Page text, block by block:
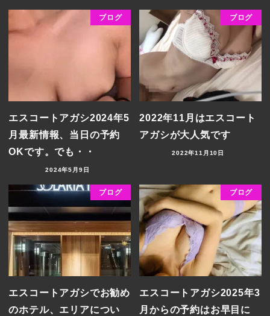
ブログ
エスコートアガシ2024年5
月最新情報、当日の予約
OKです。でも・・
2024年5月9日
ブログ
2022年11月はエスコート
アガシが大人気です
2022年11月10日
ブログ
エスコートアガシでお勧め
のホテル、エリアについ
ブログ
エスコートアガシ2025年3
月からの予約はお早目に